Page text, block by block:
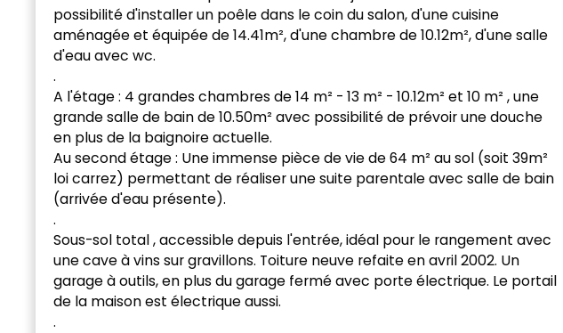
possibilité d'installer un poêle dans le coin du salon, d'une cuisine
aménagée et équipée de 14.41m², d'une chambre de 10.12m², d'une salle
d'eau avec wc.
.
A l'étage : 4 grandes chambres de 14 m² - 13 m² - 10.12m² et 10 m² , une
grande salle de bain de 10.50m² avec possibilité de prévoir une douche
en plus de la baignoire actuelle.
Au second étage : Une immense pièce de vie de 64 m² au sol (soit 39m²
loi carrez) permettant de réaliser une suite parentale avec salle de bain
(arrivée d'eau présente).
.
Sous-sol total , accessible depuis l'entrée, idéal pour le rangement avec
une cave à vins sur gravillons. Toiture neuve refaite en avril 2002. Un
garage à outils, en plus du garage fermé avec porte électrique. Le portail
de la maison est électrique aussi.
.